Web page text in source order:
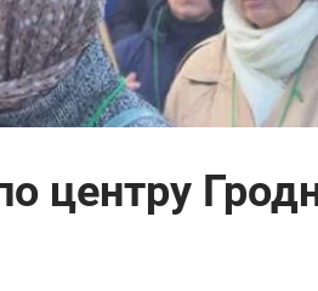
центру